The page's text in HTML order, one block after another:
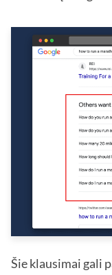
Šie klausimai gali